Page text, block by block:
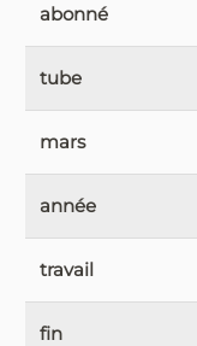
abonné
tube
mars
année
travail
fin